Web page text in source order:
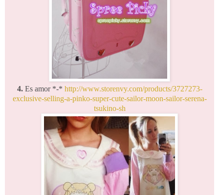
4. Es amor *-* http://www.storenvy.com/products/3727273-
exclusive-selling-a-pinko-super-cute-sailor-moon-sailor-serena-
tsukino-sh